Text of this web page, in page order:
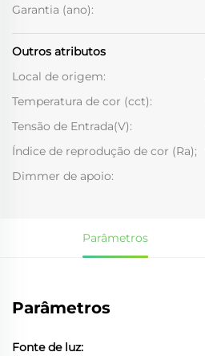
Garantia (ano):
Outros atributos
Local de origem:
Temperatura de cor (cct):
Tensão de Entrada(V):
Índice de reprodução de cor (Ra);
Dimmer de apoio:
Parâmetros
Parâmetros
Fonte de luz: